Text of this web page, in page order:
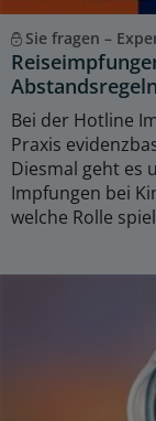
Sie fragen –
Bei der Hotline
Praxis
Diesmal geht es
Impfungen bei
welche Rolle